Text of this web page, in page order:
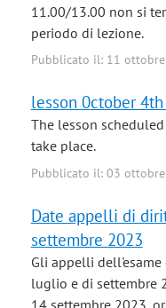
11.00/13.00 non si
periodo di lezione.
Pubblicato il: 11
lesson 0ctober
The lesson
take place.
Pubblicato il: 03
Date appelli di
settembre 2023
Gli appelli
luglio e di settembre